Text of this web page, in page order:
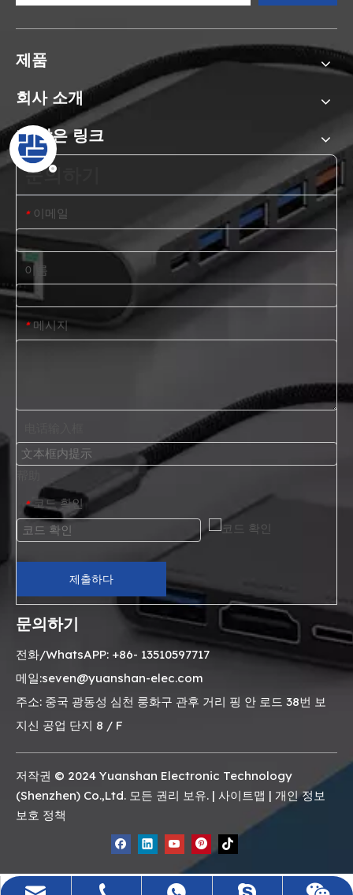
제품
회사 소개
더 많은 링크
문의하기
* 이메일
이름
* 메시지
* 코드 확인
제출하다
문의하기
전화/WhatsAPP: +86- 13510597717
메일:seven@yuanshan-elec.com
주소: 중국 광동성 심천 룽화구 관후 거리 핑 안 로드 38번 보
지신 공업 단지 8 / F
저작권 © 2024 Yuanshan Electronic Technology
(Shenzhen) Co.,Ltd. 모든 권리 보유. | 사이트맵 | 개인 정보
보호 정책